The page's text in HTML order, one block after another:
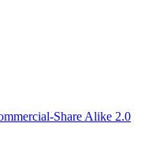
Share Alike 2.0